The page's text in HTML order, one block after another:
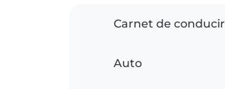
Carnet de conducir
Auto